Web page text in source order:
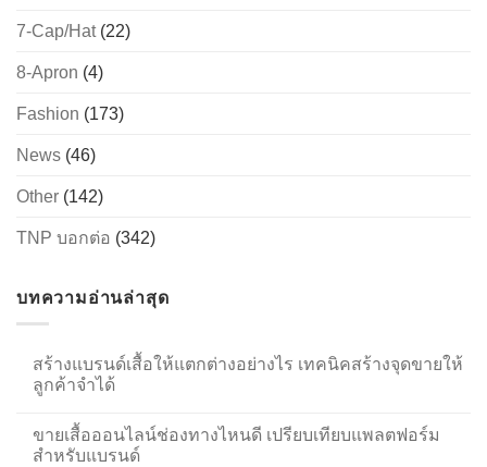
7-Cap/Hat(22)
8-Apron (4)
Fashion (173)
News (46)
Other (142)
TNP บอกต่อ (342)
บทความอ่านล่าสุด
สร้างแบรนด์เสื้อให้แตกต่างอย่างไร เทคนิคสร้างจุดขายให้
ลูกค้าจำได้
ขายเสื้อออนไลน์ช่องทางไหนดี เปรียบเทียบแพลตฟอร์ม
สำหรับแบรนด์